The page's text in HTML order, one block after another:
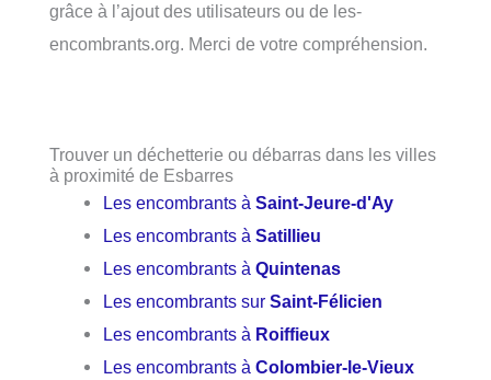
grâce à l’ajout des utilisateurs ou de les-
encombrants.org. Merci de votre compréhension.
Trouver un déchetterie ou débarras dans les villes
à proximité de Esbarres
Les encombrants àSaint-Jeure-d'Ay
Les encombrants àSatillieu
Les encombrants àQuintenas
Les encombrants surSaint-Félicien
Les encombrants à Roiffieux
Les encombrants àColombier-le-Vieux